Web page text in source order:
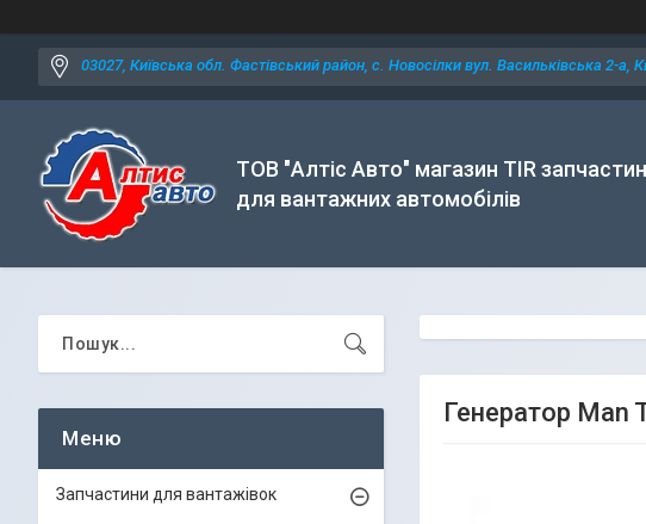
03027, Київська обл. Фастівський район, с. Новосілки вул. Васильківська 2-а,
ТОВ "Алтіс Авто" магазин TIR запчастин
для вантажних автомобілів
Генератор Man
Запчастини для вантажівок